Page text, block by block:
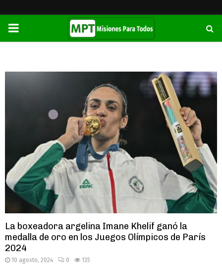
PRIMARY
La boxeadora argelina Imane Khelif ganó la
medalla de oro en los Juegos Olímpicos de París
2024
10 agosto, 2024 0 135